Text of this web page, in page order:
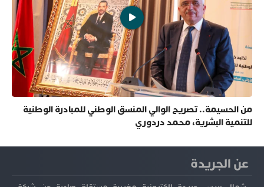
من الحسيمة.. تصريح الوالي المنسق الوطني للمبادرة الوطنية
للتنمية البشرية، محمد دردوري
عن الجريدة